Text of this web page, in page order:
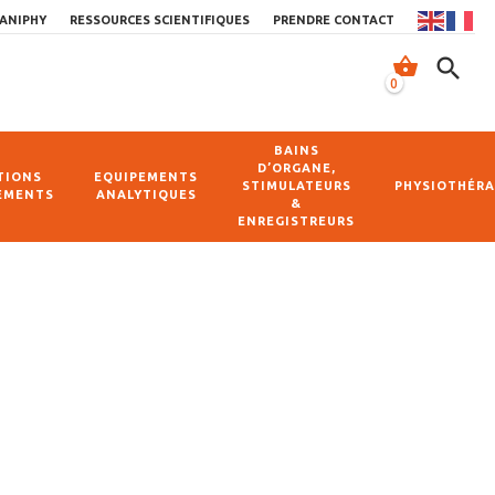
0
shopping_basket search
RESSOURCES SCIENTIFIQUES PRENDRE CONTACT
EQUIPEMENTS
ANALYTIQUES
BAINS
D’ORGANE,
STIMULATEURS
&
ENREGISTREURS